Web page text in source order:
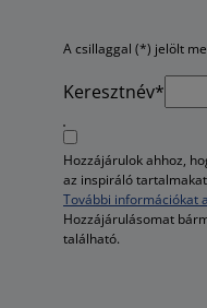
A csillaggal (*) jelölt
Keresztnév*
Hozzájárulok ahhoz,
az inspiráló
További információkat
Hozzájárulásomat
található.